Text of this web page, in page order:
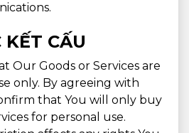
KẾT CẤU
Our Goods or Services are
only. By agreeing with
that You will only buy
for personal use.